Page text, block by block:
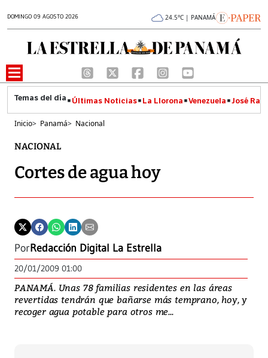
DOMINGO 09 AGOSTO 2026 24.5°C | PANAMÁ
Últimas Noticias La Llorona Venezuela José
Inicio> Panamá> Nacional
NACIONAL
Cortes de agua hoy
PorRedacción Digital La Estrella
20/01/2009 01:00
PANAMÁ. Unas 78 familias residentes en las áreas
revertidas tendrán que bañarse más temprano, hoy, y
recoger agua potable para otros me...